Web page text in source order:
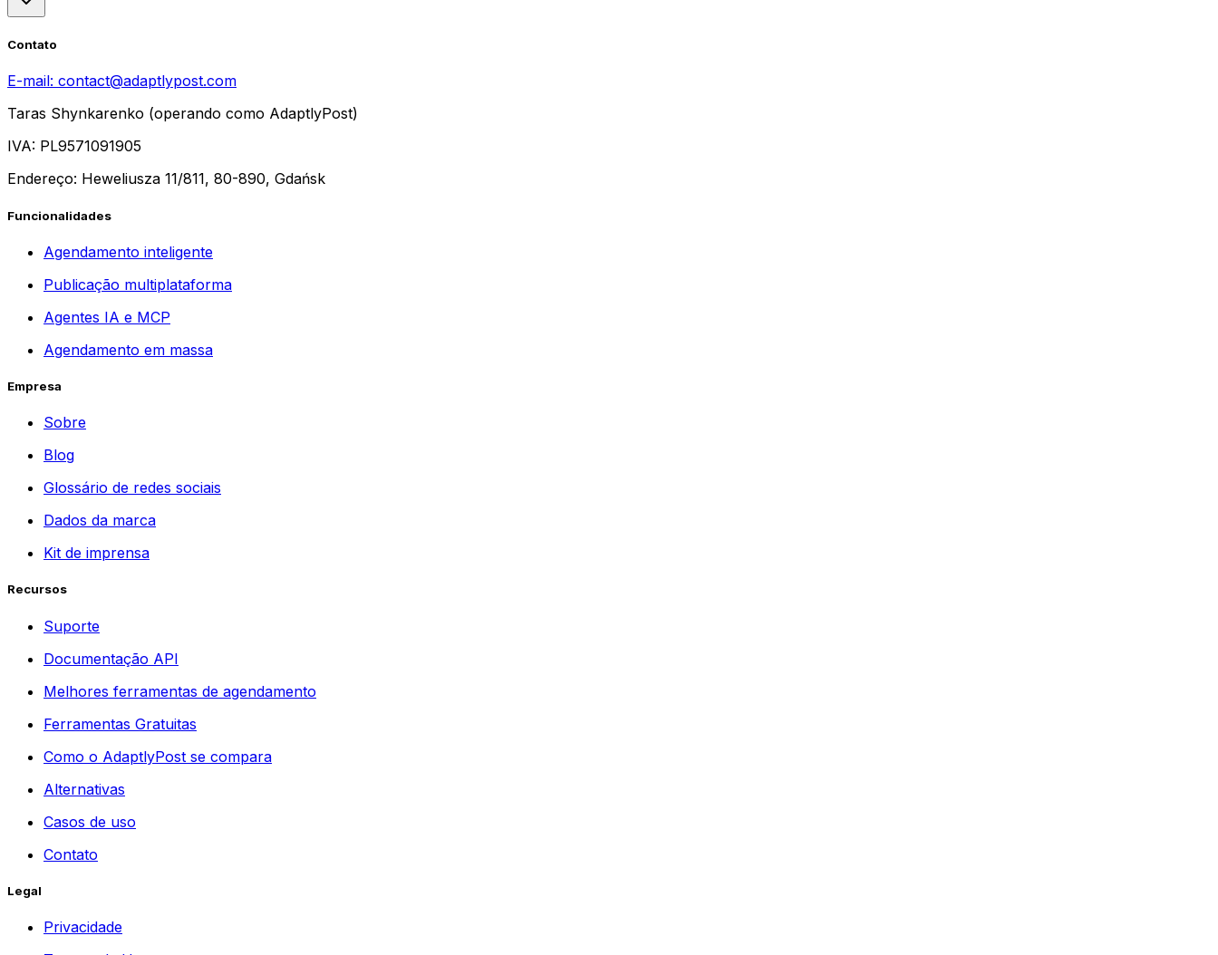
Contato
E-mail: contact@adaptlypost.com
Taras Shynkarenko (operando como AdaptlyPost)
IVA: PL9571091905
Endereço: Heweliusza 11/811, 80-890, Gdańsk
Funcionalidades
Agendamento inteligente
Publicação multiplataforma
Agentes IA e MCP
Agendamento em massa
Empresa
Sobre
Blog
Glossário de redes sociais
Dados da marca
Kit de imprensa
Recursos
Suporte
Documentação API
Melhores ferramentas de agendamento
Ferramentas Gratuitas
Como o AdaptlyPost se compara
Alternativas
Casos de uso
Contato
Legal
Privacidade